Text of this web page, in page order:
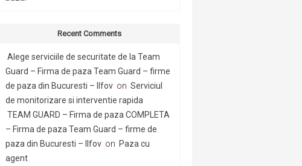
Recent Comments
Alege serviciile de securitate de la Team
Guard – Firma de paza Team Guard – firme
de paza din Bucuresti – Ilfov on Serviciul
de monitorizare si interventie rapida
TEAM GUARD – Firma de paza COMPLETA
– Firma de paza Team Guard – firme de
paza din Bucuresti – Ilfov on Paza cu
agent